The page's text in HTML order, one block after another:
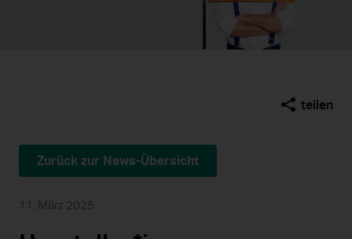
teilen
Zurück zur News-Übersicht
11. März 2025